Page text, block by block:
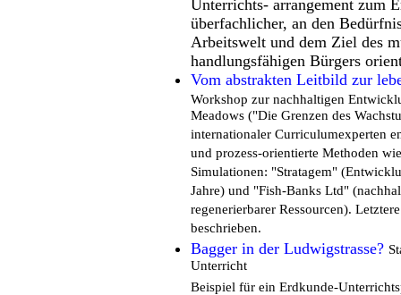
Unterrichts- arrangement zum
überfachlicher, an den
Arbeitswelt und dem Ziel des
handlungsfähigen Bürgers
Vom abstrakten Leitbild zur
Workshop zur nachhaltigen
Meadows ("Die Grenzen des
internationaler Curriculumexperten
und prozess-orientierte Methoden
Simulationen: "Stratagem"
Jahre) und "Fish-Banks Ltd"
regenerierbarer Ressourcen).
beschrieben.
Bagger in der Ludwigstrasse?
Unterricht
Beispiel für ein Erdkunde-